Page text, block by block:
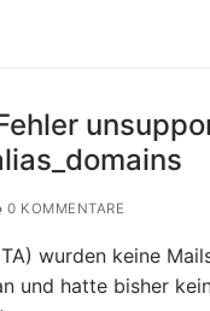
0 KOMMENTARE
wurden keine
und hatte bisher